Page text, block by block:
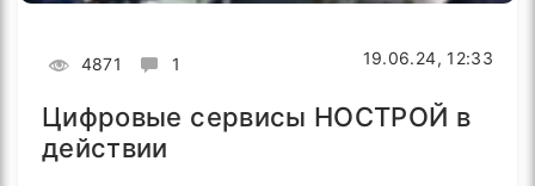
4871 1 19.06.24, 12:33
Цифровые сервисы НОСТРОЙ в
действии